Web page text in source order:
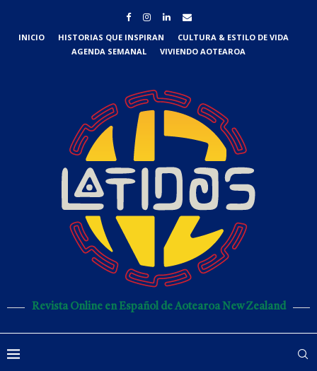
INICIO HISTORIAS QUE INSPIRAN
CULTURA & ESTILO DE VIDA
AGENDA SEMANAL
VIVIENDO AOTEAROA
Revista Online en Español de Aotearoa New Zealand